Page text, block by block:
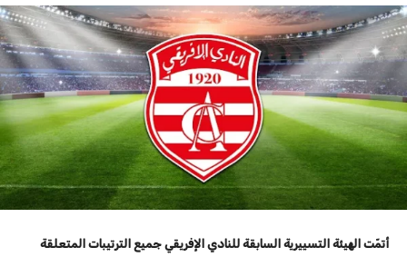
أتمّت الهيئة التسييرية السابقة للنادي الإفريقي جميع الترتيبات المتعلقة